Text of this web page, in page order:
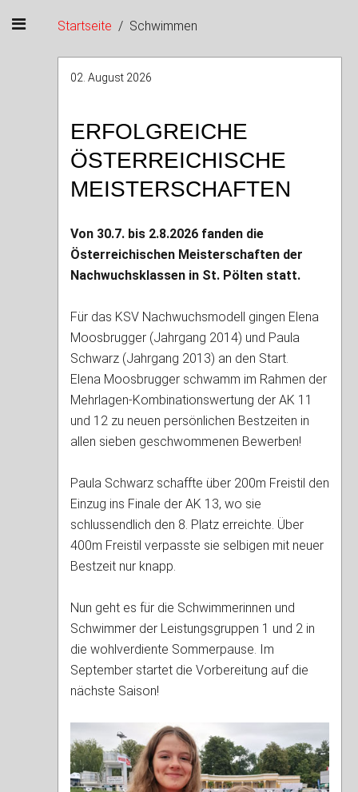
Startseite Schwimmen
02. August 2026
ERFOLGREICHE
ÖSTERREICHISCHE
MEISTERSCHAFTEN
Von 30.7. bis 2.8.2026 fanden die
Österreichischen Meisterschaften der
Nachwuchsklassen in St. Pölten statt.
Für das KSV Nachwuchsmodell gingen Elena
Moosbrugger (Jahrgang 2014) und Paula
Schwarz (Jahrgang 2013) an den Start.
Elena Moosbrugger schwamm im Rahmen der
Mehrlagen-Kombinationswertung der AK 11
und 12 zu neuen persönlichen Bestzeiten in
allen sieben geschwommenen Bewerben!
Paula Schwarz schaffte über 200m Freistil den
Einzug ins Finale der AK 13, wo sie
schlussendlich den 8. Platz erreichte. Über
400m Freistil verpasste sie selbigen mit neuer
Bestzeit nur knapp.
Nun geht es für die Schwimmerinnen und
Schwimmer der Leistungsgruppen 1 und 2 in
die wohlverdiente Sommerpause. Im
September startet die Vorbereitung auf die
nächste Saison!